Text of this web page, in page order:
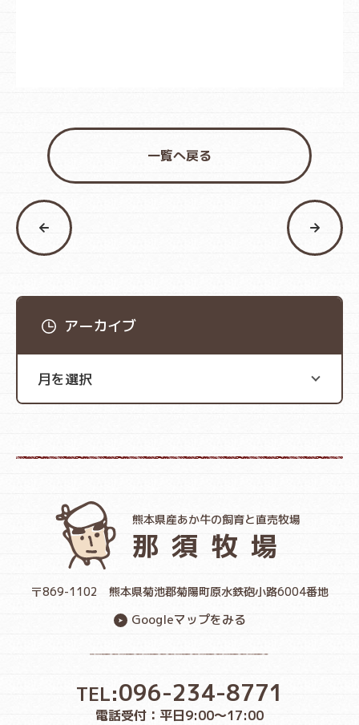
一覧へ戻る
アーカイブ
熊本県産あか牛の飼育と直売牧場
那須牧場
〒869-1102 熊本県菊池郡菊陽町原水鉄砲小路6004番地
Googleマップをみる
TEL:096-234-8771
電話受付：平日9:00〜17:00